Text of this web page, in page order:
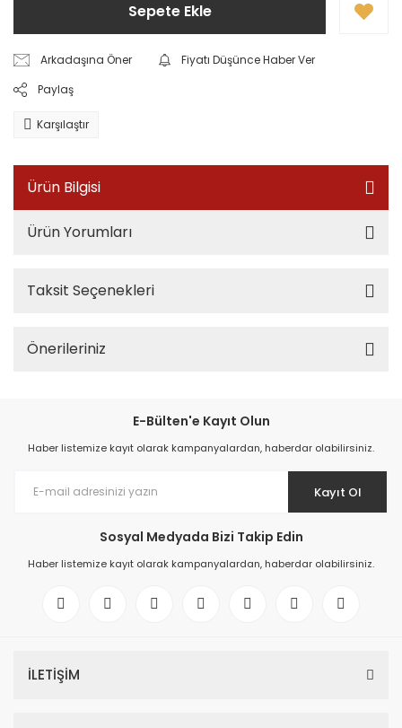
Sepete Ekle
Arkadaşına Öner
Fiyatı Düşünce Haber Ver
Paylaş
Karşılaştır
Ürün Bilgisi
Ürün Yorumları
Taksit Seçenekleri
Önerileriniz
E-Bülten'e Kayıt Olun
Haber listemize kayıt olarak kampanyalardan, haberdar olabilirsiniz.
Kayıt Ol
Sosyal Medyada Bizi Takip Edin
Haber listemize kayıt olarak kampanyalardan, haberdar olabilirsiniz.
İLETİŞİM